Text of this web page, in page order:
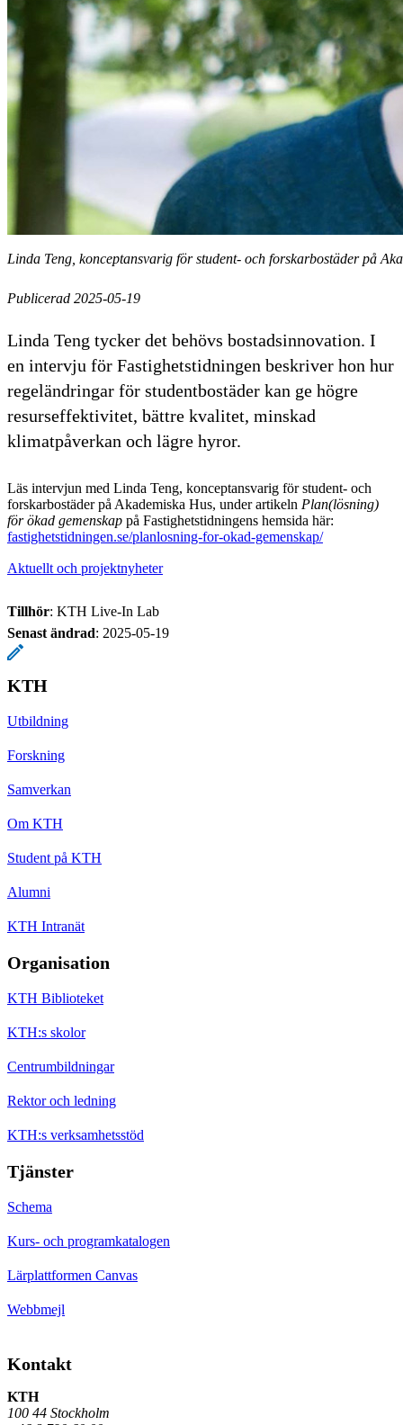
Linda Teng, konceptansvarig för student- och forskarbostäder på
Publicerad 2025-05-19
Linda Teng tycker det behövs bostadsinnovation. I
en intervju för Fastighetstidningen beskriver hon hur
regeländringar för studentbostäder kan ge högre
resurseffektivitet, bättre kvalitet, minskad
klimatpåverkan och lägre hyror.
Läs intervjun med Linda Teng, konceptansvarig för student- och
forskarbostäder på Akademiska Hus, under artikeln Plan(lösning)
för ökad gemenskap på Fastighetstidningens hemsida här:
fastighetstidningen.se/planlosning-for-okad-gemenskap/
Aktuellt och projektnyheter
Tillhör: KTH Live-In Lab
Senast ändrad: 2025-05-19
KTH
Utbildning
Forskning
Samverkan
Om KTH
Student på KTH
Alumni
KTH Intranät
Organisation
KTH Biblioteket
KTH:s skolor
Centrumbildningar
Rektor och ledning
KTH:s verksamhetsstöd
Tjänster
Schema
Kurs- och programkatalogen
Lärplattformen Canvas
Webbmejl
Kontakt
KTH
100 44 Stockholm